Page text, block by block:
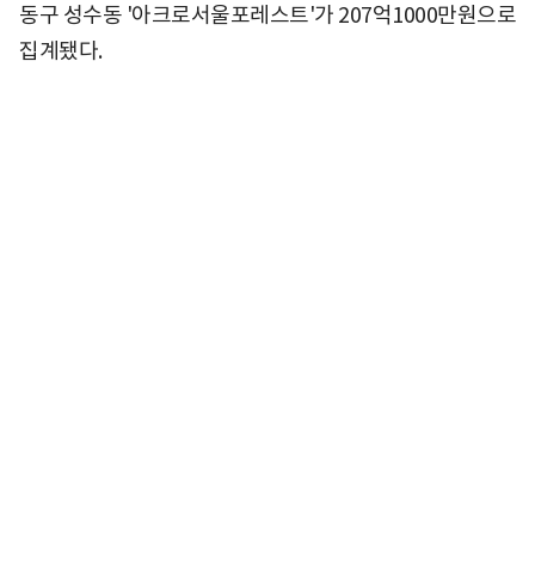
동구 성수동 '아크로서울포레스트'가 207억1000만원으로
집계됐다.